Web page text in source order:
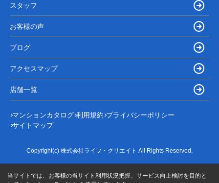
スタッフ
お客様の声
ブログ
アクセスマップ
店舗一覧
マンションカタログ 利用規約 プライバシーポリシー
サイトマップ
Copyright(c) 株式会社ライフ・クリエイト All Rights Reserved.
当サイトでは、お客様の当サイト利用状況把握、サービス向上検討を目的と